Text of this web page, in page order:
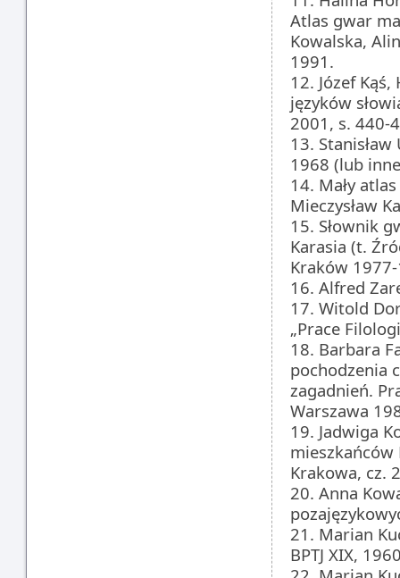
Atlas gwar
Kowalska,
1991.
12. Józef
języków
2001, s. 440-
13.
1968 (lub
14. Mały
Mieczysław
15. Słownik
Karasia (t.
Kraków
16. Alfred
17. Witold
„Prace
18. Barbara
pochodzenia
zagadnień.
Warszawa
19. Jadwiga
Krakowa, cz.
20. Anna
21. Marian
BPTJ XIX,